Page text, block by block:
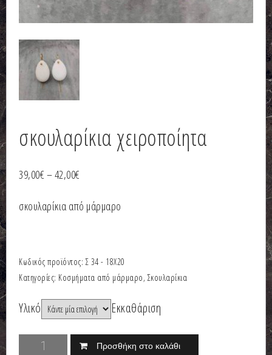
σκουλαρίκια χειροποίητα
39,00€ –42,00€
σκουλαρίκια από μάρμαρο
Κωδικός προϊόντος: Σ 34 - 18Χ20
Κατηγορίες: Κοσμήματα από μάρμαρο, Σκουλαρίκια
Υλικό Εκκαθάριση
Προσθήκη στο καλάθι